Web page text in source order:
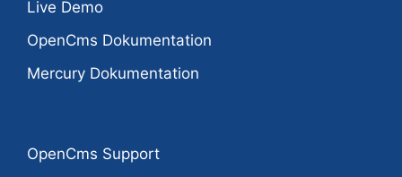
Live Demo
OpenCms Dokumentation
Mercury Dokumentation
OpenCms Support